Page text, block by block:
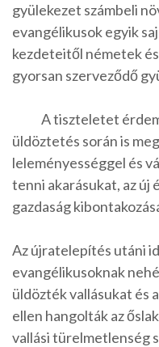
gyülekezet számbeli
evangélikusok egyik
kezdeteitől németek
gyorsan szerveződő
A tiszteletet
üldöztetés során is
leleményességgel és
tenni akarásukat, az új
gazdaság
Az újratelepítés utáni
evangélikusoknak
üldözték vallásukat és
ellen hangolták az
vallási türelmetlenség